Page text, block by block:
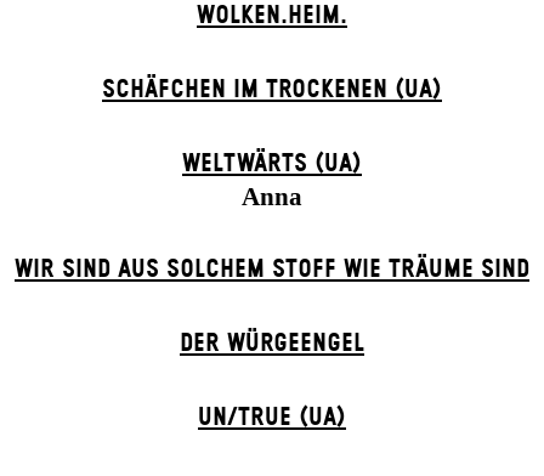
WOLKEN.HEIM.
SCHÄFCHEN IM TROCKENEN (UA)
WELTWÄRTS (UA)
Anna
WIR SIND AUS SOLCHEM STOFF WIE TRÄUME SIND
DER WÜR­GE­ENG­EL
UN/TRUE (UA)